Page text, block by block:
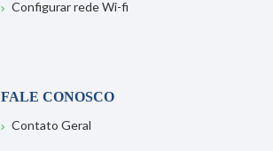
Configurar rede Wi-fi
FALE CONOSCO
Contato Geral